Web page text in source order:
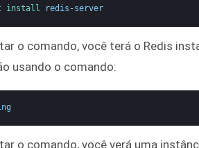
install redis -server
o comando, você terá o Redis
usando o comando:
o comando, você verá uma